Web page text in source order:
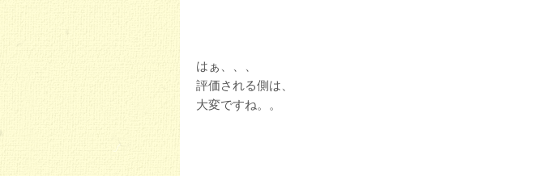
はぁ、、、
評価される側は、
大変ですね。。